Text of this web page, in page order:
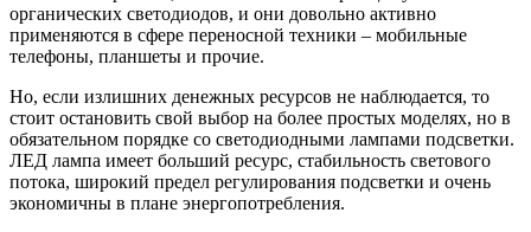
органических светодиодов, и они довольно активно
применяются в сфере переносной техники – мобильные
телефоны, планшеты и прочие.
Но, если излишних денежных ресурсов не наблюдается, то
стоит остановить свой выбор на более простых моделях, но в
обязательном порядке со светодиодными лампами подсветки.
ЛЕД лампа имеет больший ресурс, стабильность светового
потока, широкий предел регулирования подсветки и очень
экономичны в плане энергопотребления.